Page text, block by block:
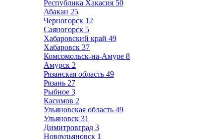
Республика Хакасия 50
Абакан 25
Черногорск 12
Саяногорск 5
Хабаровский край 49
Хабаровск 37
Комсомольск-на-Амуре 8
Амурск 2
Рязанская область 49
Рязань 27
Рыбное 3
Касимов 2
Ульяновская область 49
Ульяновск 31
Димитровград 3
Новоульяновск 1